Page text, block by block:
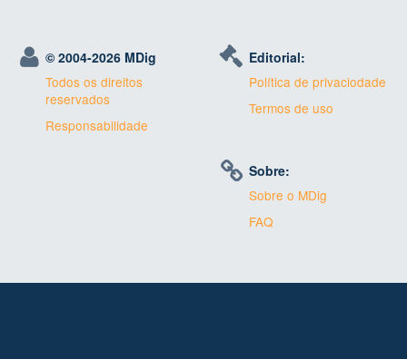
© 2004-2026 MDig
Todos os direitos
reservados
Responsabilidade
Editorial:
Política de privaciodade
Termos de uso
Sobre:
Sobre o MDig
FAQ